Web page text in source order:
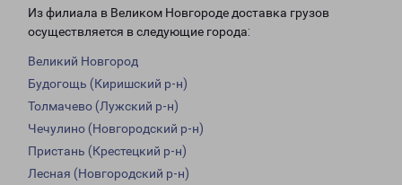
Из филиала в Великом Новгороде доставка грузов
осуществляется в следующие города:
Великий Новгород
Будогощь (Киришский р-н)
Толмачево (Лужский р-н)
Чечулино (Новгородский р-н)
Пристань (Крестецкий р-н)
Лесная (Новгородский р-н)